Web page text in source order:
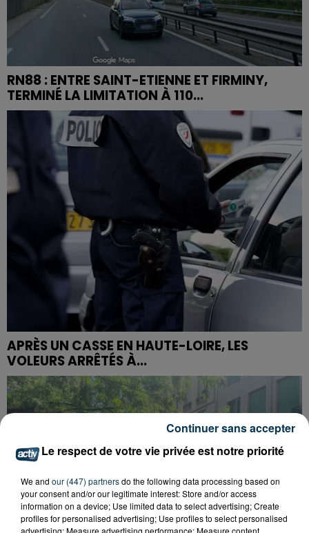
RN88 : ENTRE SAINT-ETIENNE ET FIRMINY,
TERMINÉ LA LIMITATION À 110...
APRÈS UN CASSE EN HAUTE-LOIRE, LES
VOLEURS ARRÊTÉS À...
Le respect de votre vie privée est notre priorité
We and our (447) partnersdo the following data processing based on
your consent and/or our legitimate interest: Store and/or access
information on a device; Use limited data to select advertising; Create
profiles for personalised advertising; Use profiles to select personalised
advertising; Measure advertising performance; Measure content
Continuer sans accepter